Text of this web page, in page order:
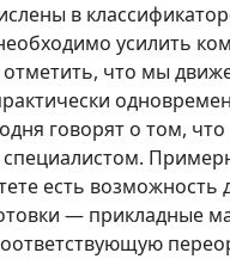
в
усилить
отметить, что мы
говорят о том,
есть возможность
— прикладные